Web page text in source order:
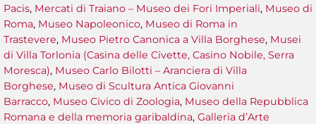
Pacis, Mercati di Traiano – Museo dei Fori Imperiali, Museo di
Roma, Museo Napoleonico, Museo di Roma in
Trastevere, Museo Pietro Canonica a Villa Borghese, Musei
di Villa Torlonia (Casina delle Civette, Casino Nobile, Serra
Moresca), Museo Carlo Bilotti – Aranciera di Villa
Borghese, Museo di Scultura Antica Giovanni
Barracco, Museo Civico di Zoologia, Museo della Repubblica
Romana e della memoria garibaldina, Galleria d’Arte